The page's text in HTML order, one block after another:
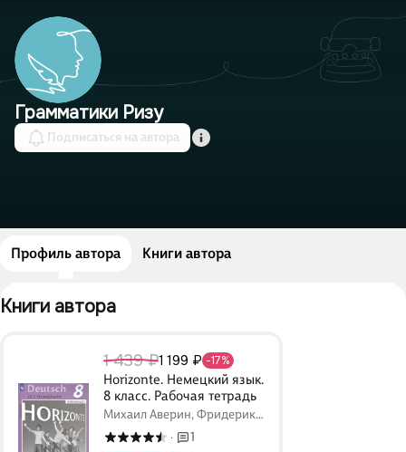
Грамматики Ризу
Подписаться на автора
Профиль автора Книги автора
Книги автора
1 439 ₽1 199 ₽ -17%
Horizonte. Немецкий язык.
8 класс. Рабочая тетрадь
Михаил Аверин, Фридерике
Джин, Грамматики Ризу,
Лутц Рорман·
1